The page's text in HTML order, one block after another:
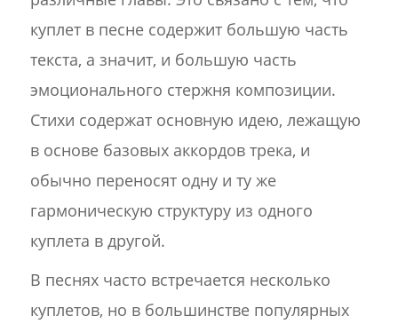
куплет в песне содержит большую часть
текста, а значит, и большую часть
эмоционального стержня композиции.
Стихи содержат основную идею, лежащую
в основе базовых аккордов трека, и
обычно переносят одну и ту же
гармоническую структуру из одного
куплета в другой.
В песнях часто встречается несколько
куплетов, но в большинстве популярных